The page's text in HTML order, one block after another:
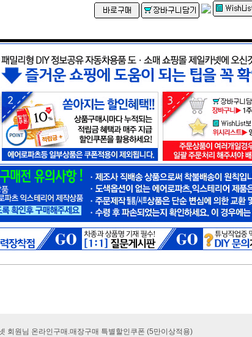
회원님 온라인구매.매장구매 특별할인쿠폰 (5만이상적용)